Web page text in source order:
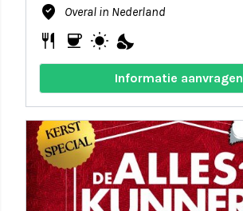
where_to_vote Overal in Nederland
restaurant coffee wb_sunny nights_stay
Informatie aanvragen